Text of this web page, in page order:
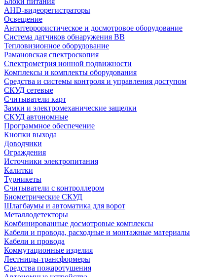
AHD-видеорегистраторы
Освещение
Антитеррористическое и досмотровое оборудование
Cистема датчиков обнаружения ВВ
Тепловизионное оборудование
Рамановская спектроскопия
Спектрометрия ионной подвижности
Комплексы и комплекты оборудования
Средства и системы контроля и управления доступом
СКУД сетевые
Считыватели карт
Замки и электромеханические защелки
СКУД автономные
Программное обеспечение
Кнопки выхода
Доводчики
Ограждения
Источники электропитания
Калитки
Турникеты
Считыватели с контроллером
Биометрические СКУД
Шлагбаумы и автоматика для ворот
Металлодетекторы
Комбинированные досмотровые комплексы
Кабели и провода, расходные и монтажные материалы
Кабели и провода
Коммутационные изделия
Лестницы-трансформеры
Средства пожаротушения